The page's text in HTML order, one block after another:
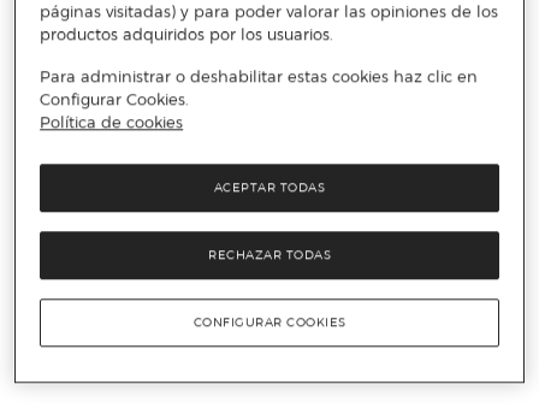
páginas visitadas) y para poder valorar las opiniones de los
productos adquiridos por los usuarios.
Para administrar o deshabilitar estas cookies haz clic en
Configurar Cookies.
Política de cookies
RECHAZAR TODAS
ACEPTAR TODAS
CONFIGURAR COOKIES